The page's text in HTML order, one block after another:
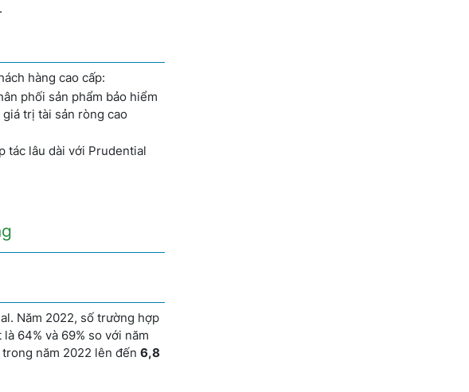
hàng cao cấp:
phối sản phẩm bảo hiểm
trị tài sản ròng cao
tác lâu dài với Prudential
Năm 2022, số trường hợp
64% và 69% so với năm
năm 2022 lên đến 6,8